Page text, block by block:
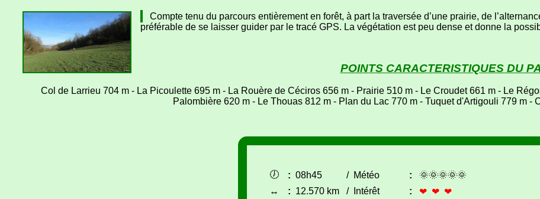
Compte tenu du parcours entièrement en forêt, à part la traversée d’une prairie, de
préférable de se laisser guider par le tracé GPS. La végétation est peu dense et donne la
POINTS CARACTERISTIQUES DU
Col de Larrieu 704 m - La Picoulette 695 m - La Rouère de Céciros 656 m - Prairie 510 m - Le Croudet 661 m - Le
Palombière 620 m - Le Thouas 812 m - Plan du Lac 770 m - Tuquet d'Artigouli 779 m -
🕖 : 08h45 / Météo :
🌞🌞🌞🌞🌞
↔
: 12.570 km / Intérêt :
❤ ❤ ❤